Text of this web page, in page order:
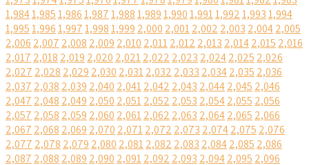
1,9841,9851,9861,9871,9881,9891,9901,9911,9921,9931,994
1,9951,9961,9971,9981,999 2,000 2,0012,002 2,003 2,0042,005
2,006 2,007 2,008 2,009 2,010 2,0112,012 2,013 2,0142,015 2,016
2,017 2,018 2,019 2,020 2,0212,022 2,023 2,0242,025 2,026
2,027 2,028 2,029 2,030 2,0312,032 2,033 2,0342,035 2,036
2,037 2,038 2,039 2,040 2,0412,042 2,043 2,0442,045 2,046
2,047 2,048 2,049 2,050 2,0512,052 2,053 2,0542,055 2,056
2,057 2,058 2,059 2,060 2,0612,062 2,063 2,0642,065 2,066
2,067 2,068 2,069 2,070 2,0712,072 2,073 2,0742,075 2,076
2,077 2,078 2,079 2,080 2,0812,082 2,083 2,0842,085 2,086
2,087 2,088 2,089 2,090 2,0912,092 2,093 2,0942,095 2,096